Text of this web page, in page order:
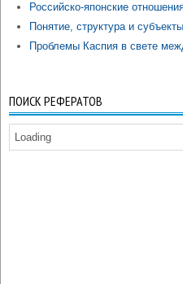
Российско-японские
Понятие, структура и
Проблемы Каспия в свете
ПОИСК РЕФЕРАТОВ
Loading